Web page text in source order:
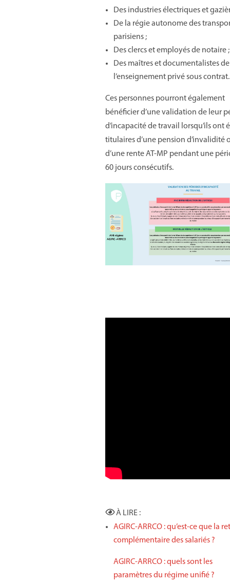
Des industries électriques et
De la régie autonome des
parisiens ;
Des clercs et employés de notaire ;
Des maîtres et documentalistes de
l’enseignement privé sous contrat.
Ces personnes pourront également
bénéficier d’une validation de leur
d’incapacité de travail lorsqu’ils ont
titulaires d’une pension d’invalidité
d’une rente AT-MP pendant une
60 jours consécutifs.
À LIRE :
AGIRC-ARRCO : qu’est-ce que la
complémentaire des salariés ?
AGIRC-ARRCO : quels sont les
paramètres du régime unifié ?